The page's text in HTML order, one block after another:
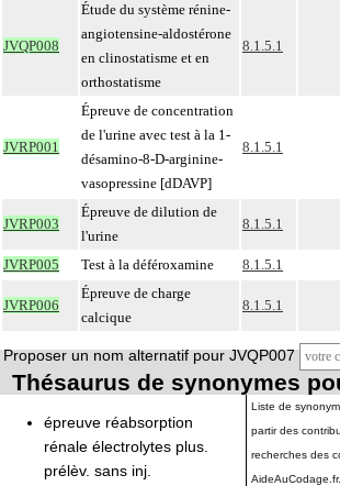
JVQP008
Étude du système rénine-
angiotensine-aldostérone
en clinostatisme et en
orthostatisme
8.1.5.1
JVRP001
Épreuve de concentration
de l'urine avec test à la 1-
désamino-8-D-arginine-
vasopressine [dDAVP]
8.1.5.1
JVRP003
Épreuve de dilution de
l'urine
8.1.5.1
JVRP005 Test à la déféroxamine 8.1.5.1
JVRP006
Épreuve de charge
calcique
8.1.5.1
Proposer un nom alternatif pour JVQP007
Thésaurus de synonymes
épreuve réabsorption
rénale électrolytes plus.
prélèv. sans inj.
Liste de
partir des
recherches des
AideAuCodage.fr.